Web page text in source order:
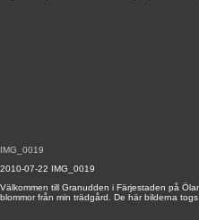
IMG_0019
2010-07-22 IMG_0019
Välkommen till Granudden i Färjestaden på
blommor från min trädgård. De här bilderna togs